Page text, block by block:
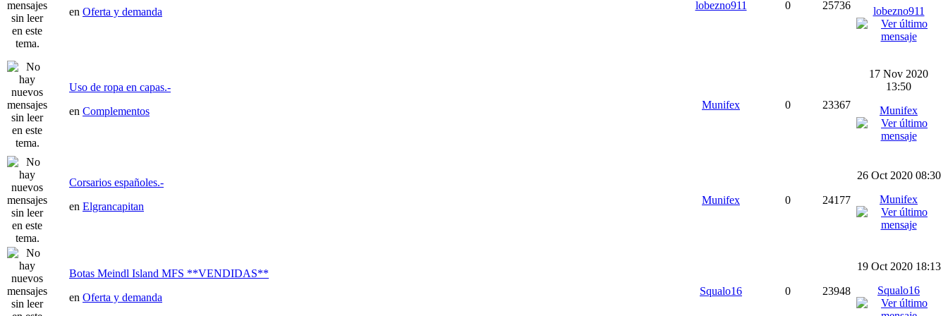
en Oferta y demanda
lobezno911 0 25736 lobezno911
Uso de ropa en capas.-
en Complementos
Munifex 0 23367
17 Nov 2020
13:50
Munifex
Corsarios españoles.-
en Elgrancapitan
Munifex 0 24177
26 Oct 2020 08:30
Munifex
Botas Meindl Island MFS **VENDIDAS**
en Oferta y demanda
Squalo16 0 23948
19 Oct 2020 18:13
Squalo16